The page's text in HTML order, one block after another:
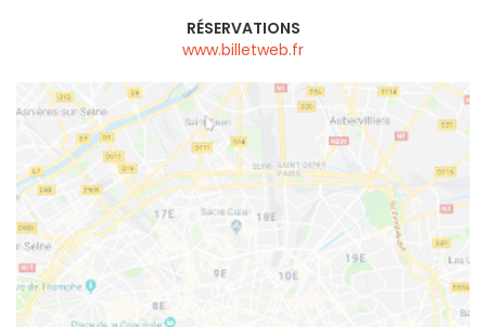
RÉSERVATIONS
www.billetweb.fr